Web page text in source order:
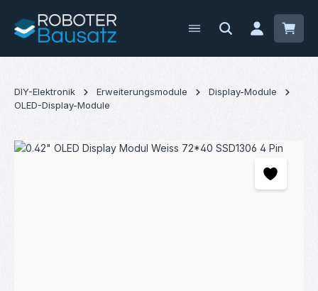
Zum Hauptinhalt springen
DIY-Elektronik Erweiterungsmodule
Display-Module
OLED-Display-Module
Bildergalerie überspringen